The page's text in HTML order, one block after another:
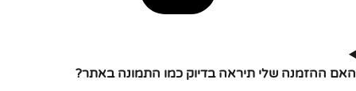
האם ההזמנה שלי תיראה בדיוק כמו התמונה באתר?